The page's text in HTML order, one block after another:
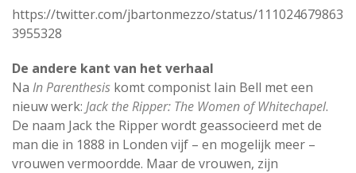
https://twitter.com/jbartonmezzo/status/111024679863
3955328
De andere kant van het verhaal
Na In Parenthesis komt componist Iain Bell met een
nieuw werk: Jack the Ripper: The Women of Whitechapel.
De naam Jack the Ripper wordt geassocieerd met de
man die in 1888 in Londen vijf – en mogelijk meer –
vrouwen vermoordde. Maar de vrouwen, zijn